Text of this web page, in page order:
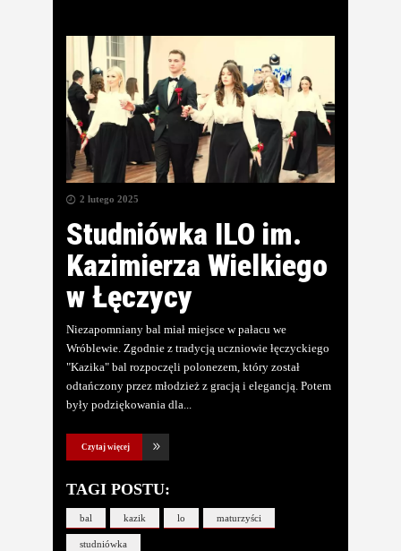
2 lutego 2025
Studniówka ILO im.
Kazimierza Wielkiego
w Łęczycy
Niezapomniany bal miał miejsce w pałacu we
Wróblewie. Zgodnie z tradycją uczniowie łęczyckiego
"Kazika" bal rozpoczęli polonezem, który został
odtańczony przez młodzież z gracją i elegancją. Potem
były podziękowania dla
Czytaj więcej
TAGI POSTU:
bal kazik lo maturzyści
studniówka